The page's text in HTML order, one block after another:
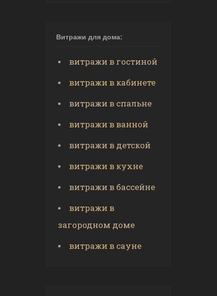
Витражи для дома:
витражи в гостиной
витражи в кабинете
витражи в спальне
витражи в ванной
витражи в детской
витражи в кухне
витражи в бассейне
витражи в
загородном доме
витражи в сауне